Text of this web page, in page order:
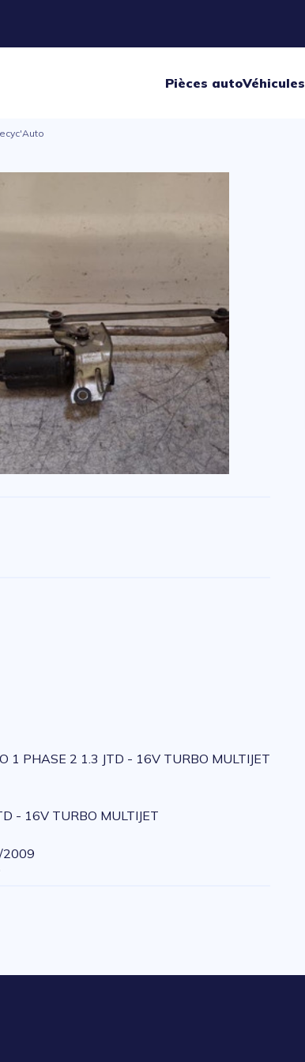
Pièces autoVéhicules
1 PHASE 2 1.3 JTD - 16V TURBO MULTIJET
- 16V TURBO MULTIJET